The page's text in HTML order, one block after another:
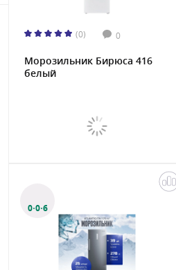
(0) 0
Морозильник Бирюса 416
белый
0·0·6